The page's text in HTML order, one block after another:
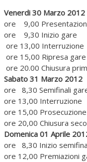
Venerdi 30 Marzo 2012
ore 9,00
ore 9,30 Inizio gare
ore 13,00 Interruzione
ore 15,00 Ripresa gare
ore 20.00 Chiusura
Sabato 31 Marzo 2012
ore 8,30 Semifinali
ore 13,00 Interruzione
ore 15,00
ore 20,00 Chiusura
Domenica 01 Aprile
ore 8,30 Inizio
ore 12,00 Premiazioni